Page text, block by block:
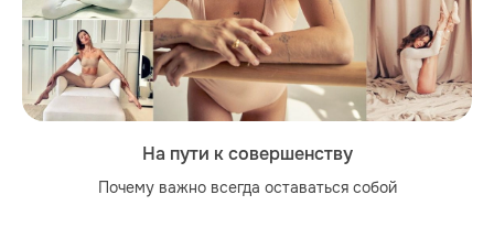
На пути к совершенству
Почему важно всегда оставаться собой